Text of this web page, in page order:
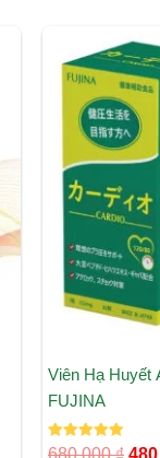
Viên Hạ Huyết
FUJINA
Được xếp
680.000₫
gốc
là: